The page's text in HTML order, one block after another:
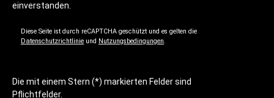
einverstanden.
Diese Seite ist durch reCAPTCHA geschützt und es gelten die
Datenschutzrichtlinie und Nutzungsbedingungen.
Die mit einem Stern (*) markierten Felder sind
Pflichtfelder.